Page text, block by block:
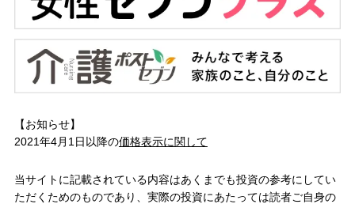
【お知らせ】
2021年4月1日以降の価格表示に関して
当サイトに記載されている内容はあくまでも投資の参考にしてい
ただくためのものであり、実際の投資にあたっては読者ご自身の